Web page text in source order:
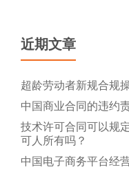
近期文章
超龄劳动者新规合规
中国商业合同的违约
技术许可合同可以规
可人所有吗？
中国电子商务平台经